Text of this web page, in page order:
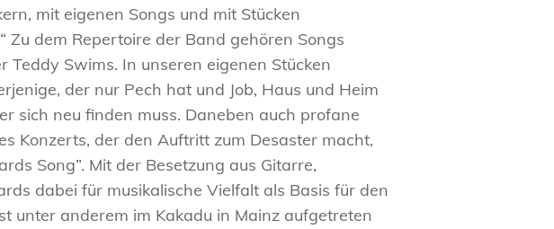
mit eigenen Songs und mit Stücken
dem Repertoire der Band gehören Songs
Teddy Swims. In unseren eigenen Stücken
der nur Pech hat und Job, Haus und Heim
sich neu finden muss. Daneben auch profane
Konzerts, der den Auftritt zum Desaster macht,
Song”. Mit der Besetzung aus Gitarre,
dabei für musikalische Vielfalt als Basis für den
unter anderem im Kakadu in Mainz aufgetreten